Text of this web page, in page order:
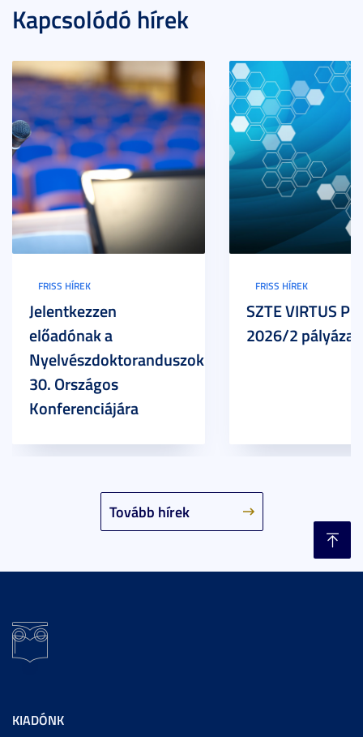
Kapcsolódó hírek
Tovább hírek
FRISS HÍREK
Jelentkezzen
előadónak a
Nyelvészdoktoranduszok
30. Országos
Konferenciájára
FRISS HÍREK
SZTE VIRTUS
2026/2
KIADÓNK